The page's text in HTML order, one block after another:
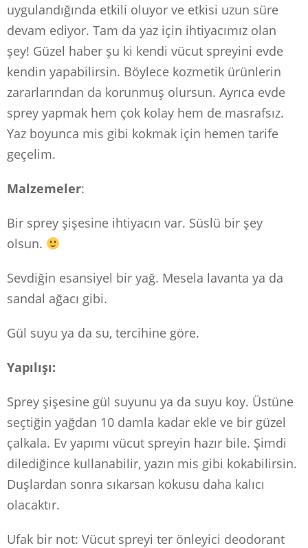
uygulandığında etkili oluyor ve etkisi uzun süre
devam ediyor. Tam da yaz için ihtiyacımız olan
şey! Güzel haber şu ki kendi vücut spreyini evde
kendin yapabilirsin. Böylece kozmetik ürünlerin
zararlarından da korunmuş olursun. Ayrıca evde
sprey yapmak hem çok kolay hem de masrafsız.
Yaz boyunca mis gibi kokmak için hemen tarife
geçelim.
Malzemeler:
Bir sprey şişesine ihtiyacın var. Süslü bir şey
olsun.
Sevdiğin esansiyel bir yağ. Mesela lavanta ya da
sandal ağacı gibi.
Gül suyu ya da su, tercihine göre.
Yapılışı:
Sprey şişesine gül suyunu ya da suyu koy. Üstüne
seçtiğin yağdan 10 damla kadar ekle ve bir güzel
çalkala. Ev yapımı vücut spreyin hazır bile. Şimdi
dilediğince kullanabilir, yazın mis gibi kokabilirsin.
Duşlardan sonra sıkarsan kokusu daha kalıcı
olacaktır.
Ufak bir not: Vücut spreyi ter önleyici deodorant